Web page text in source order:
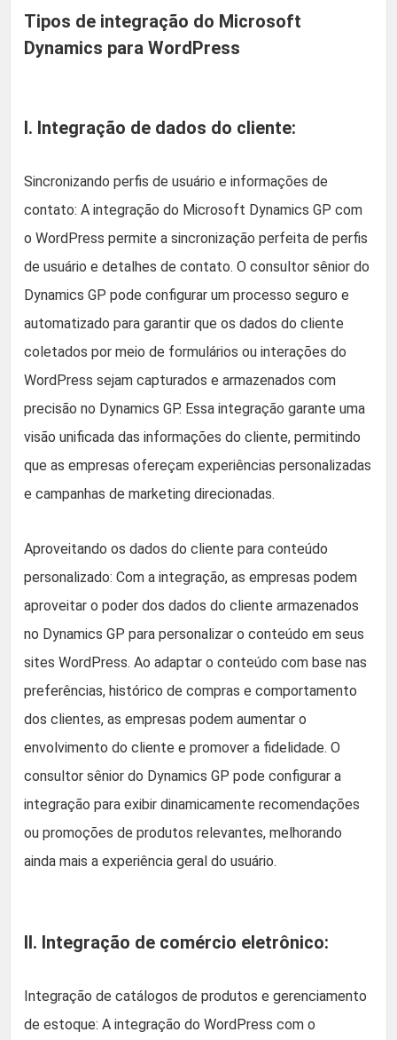
Tipos de integração do Microsoft
Dynamics para WordPress
I. Integração de dados do cliente:
Sincronizando perfis de usuário e informações de
contato: A integração do Microsoft Dynamics GP com
o WordPress permite a sincronização perfeita de perfis
de usuário e detalhes de contato. O consultor sênior do
Dynamics GP pode configurar um processo seguro e
automatizado para garantir que os dados do cliente
coletados por meio de formulários ou interações do
WordPress sejam capturados e armazenados com
precisão no Dynamics GP. Essa integração garante uma
visão unificada das informações do cliente, permitindo
que as empresas ofereçam experiências personalizadas
e campanhas de marketing direcionadas.
Aproveitando os dados do cliente para conteúdo
personalizado: Com a integração, as empresas podem
aproveitar o poder dos dados do cliente armazenados
no Dynamics GP para personalizar o conteúdo em seus
sites WordPress. Ao adaptar o conteúdo com base nas
preferências, histórico de compras e comportamento
dos clientes, as empresas podem aumentar o
envolvimento do cliente e promover a fidelidade. O
consultor sênior do Dynamics GP pode configurar a
integração para exibir dinamicamente recomendações
ou promoções de produtos relevantes, melhorando
ainda mais a experiência geral do usuário.
II. Integração de comércio eletrônico:
Integração de catálogos de produtos e gerenciamento
de estoque: A integração do WordPress com o